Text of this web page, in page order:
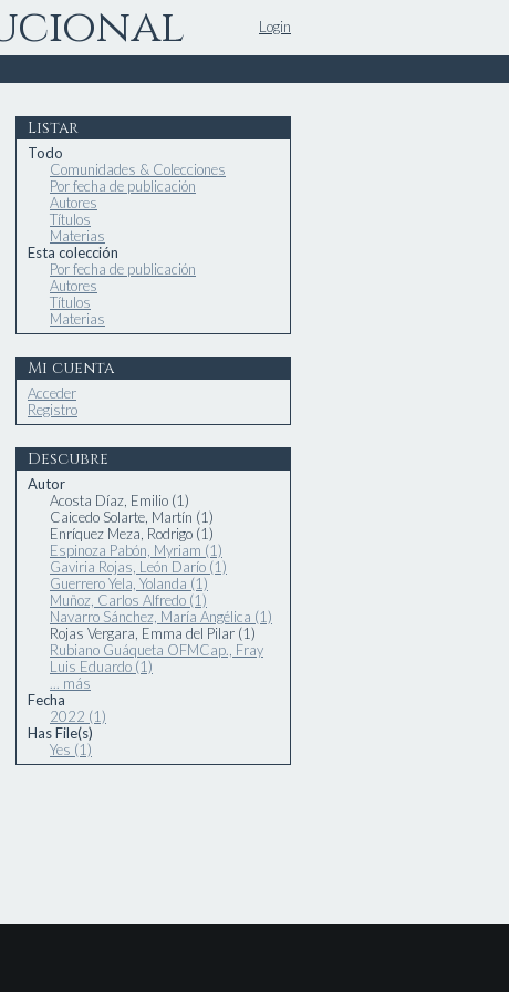
Login
Listar
Todo
Comunidades & Colecciones
Por fecha de publicación
Autores
Títulos
Materias
Esta colección
Por fecha de publicación
Autores
Títulos
Materias
Mi cuenta
Acceder
Registro
Descubre
Autor
Acosta Díaz, Emilio (1)
Caicedo Solarte, Martín (1)
Enríquez Meza, Rodrigo (1)
Espinoza Pabón, Myriam (1)
Gaviria Rojas, León Darío (1)
Guerrero Yela, Yolanda (1)
Muñoz, Carlos Alfredo (1)
Navarro Sánchez, María Angélica (1)
Rojas Vergara, Emma del Pilar (1)
Rubiano Guáqueta OFMCap., Fray
Luis Eduardo (1)
... más
Fecha
2022 (1)
Has File(s)
Yes (1)